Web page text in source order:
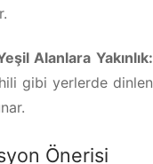
Alanlara Yakınlık:
gibi yerlerde
Önerisi